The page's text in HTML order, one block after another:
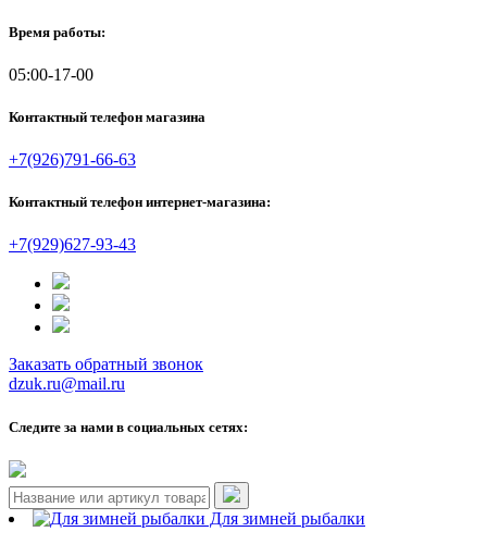
Время работы:
05:00-17-00
Контактный телефон магазина
+7(926)791-66-63
Контактный телефон интернет-магазина:
+7(929)627-93-43
Заказать обратный звонок
dzuk.ru@mail.ru
Следите за нами в социальных сетях:
Для зимней рыбалки